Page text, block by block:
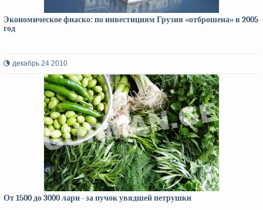
Экономическое фиаско: по инвестициям Грузия «отброшена» в 2005
год
декабрь 24 2010
От 1500 до 3000 лари - за пучок увядшей петрушки